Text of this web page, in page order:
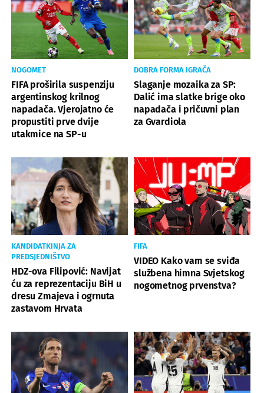
NOGOMET
FIFA proširila suspenziju
argentinskog krilnog
napadača. Vjerojatno će
propustiti prve dvije
utakmice na SP-u
DOBRA FORMA IGRAČA
Slaganje mozaika za SP:
Dalić ima slatke brige oko
napadača i pričuvni plan
za Gvardiola
KANDIDATKINJA ZA
PREDSJEDNIŠTVO
HDZ-ova Filipović: Navijat
ću za reprezentaciju BiH u
dresu Zmajeva i ogrnuta
zastavom Hrvata
FIFA
VIDEO Kako vam se sviđa
službena himna Svjetskog
nogometnog prvenstva?